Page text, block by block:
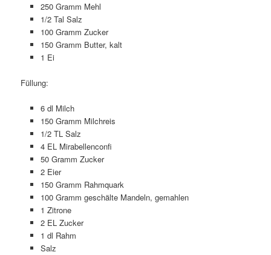
250 Gramm Mehl
1/2 Tal Salz
100 Gramm Zucker
150 Gramm Butter, kalt
1 Ei
Füllung:
6 dl Milch
150 Gramm Milchreis
1/2 TL Salz
4 EL Mirabellenconfi
50 Gramm Zucker
2 Eier
150 Gramm Rahmquark
100 Gramm geschälte Mandeln, gemahlen
1 Zitrone
2 EL Zucker
1 dl Rahm
Salz